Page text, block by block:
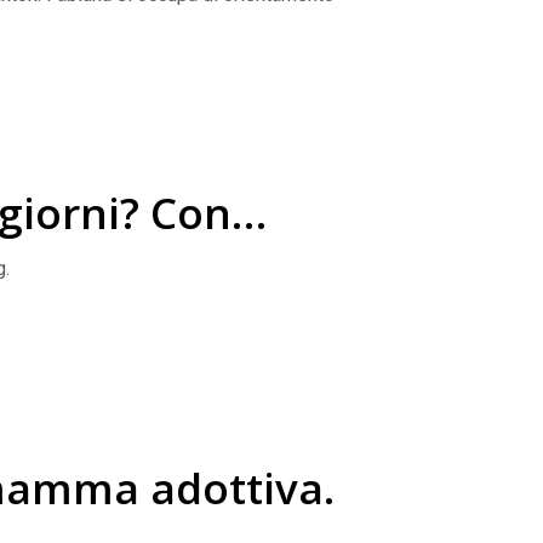
Con
adottiva.